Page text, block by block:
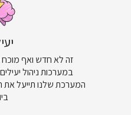
זה לא חדש ואף
במערכות ניהול
המערכת שלנו תייעל את